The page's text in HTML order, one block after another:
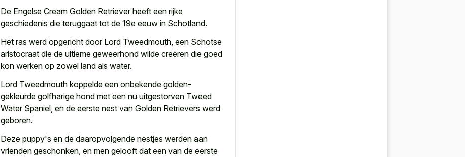
De Engelse Cream Golden Retriever heeft een rijke
geschiedenis die teruggaat tot de 19e eeuw in Schotland.
Het ras werd opgericht door Lord Tweedmouth, een Schotse
aristocraat die de ultieme geweerhond wilde creëren die goed
kon werken op zowel land als water.
Lord Tweedmouth koppelde een onbekende golden-
gekleurde golfharige hond met een nu uitgestorven Tweed
Water Spaniel, en de eerste nest van Golden Retrievers werd
geboren.
Deze puppy's en de daaropvolgende nestjes werden aan
vrienden geschonken , en men gelooft dat een van de eerste